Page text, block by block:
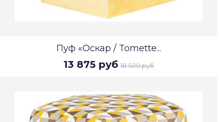
Пуф «Оскар / Tomette...
13 875 руб 18 500 руб